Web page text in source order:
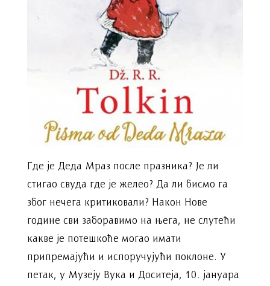
Где је Деда Мраз после празника? Је ли
стигао свуда где је желео? Да ли бисмо га
због нечега критиковали? Након Нове
године сви заборавимо на њега, не слутећи
какве је потешкоће могао имати
припремајући и испоручујући поклоне. У
петак, у Музеју Вука и Доситеја, 10. јануара